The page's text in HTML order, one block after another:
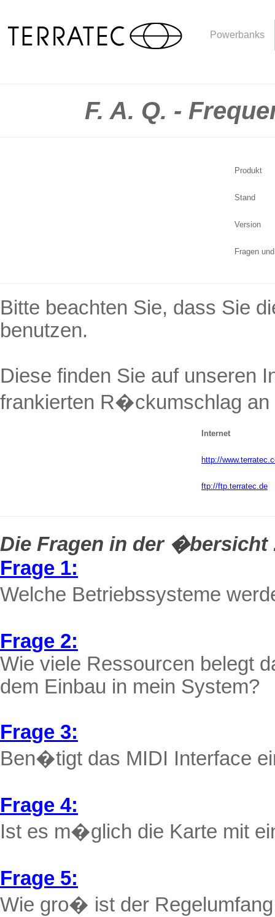
Powerbanks
F. A. Q. -
Produkt
Stand
Version
Fragen
Bitte beachten Sie, dass Sie
benutzen.
Diese finden Sie auf unseren
frankierten R�ckumschlag
Internet
http://
ftp://ftp.terratec.de
Die Fragen in der �bersicht
Frage 1:
Welche Betriebssysteme
Frage 2:
Wie viele Ressourcen belegt
dem Einbau in mein System?
Frage 3:
Ben�tigt das MIDI Interface
Frage 4:
Ist es m�glich die Karte mit
Frage 5:
Wie gro� ist der